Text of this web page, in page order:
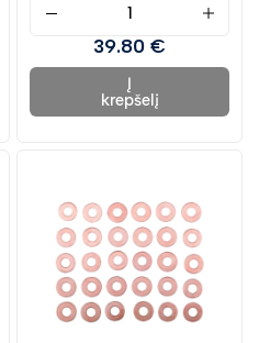
39.80 €
Į
krepšelį